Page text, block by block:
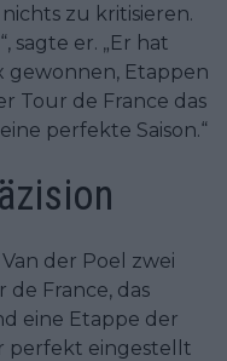
nichts zu kritisieren.
sagte er. „Er hat
gewonnen, Etappen
Tour de France das
perfekte Saison.“
der Poel zwei
France, das
eine Etappe der
perfekt eingestellt